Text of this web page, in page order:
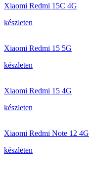
Xiaomi Redmi 15C 4G
készleten
Xiaomi Redmi 15 5G
készleten
Xiaomi Redmi 15 4G
készleten
Xiaomi Redmi Note 12 4G
készleten